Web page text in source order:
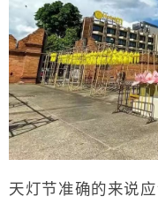
天灯节准确的来说